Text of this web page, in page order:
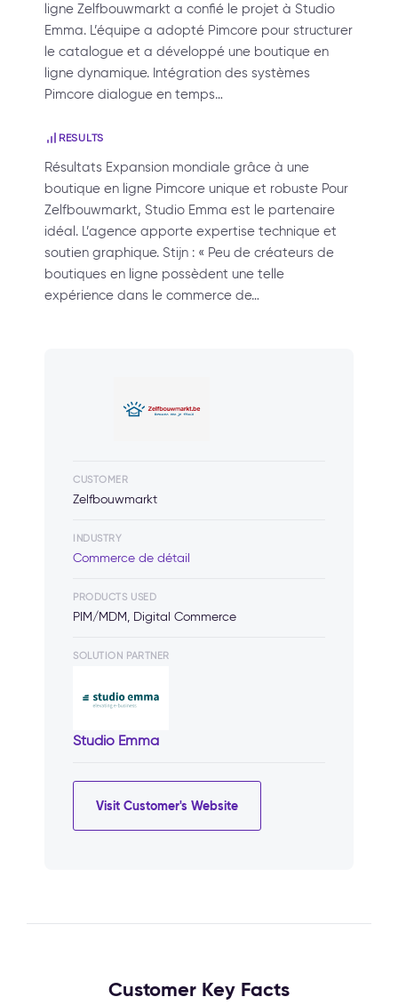
ligne Zelfbouwmarkt a confié le projet à Studio
Emma. L’équipe a adopté Pimcore pour structurer
le catalogue et a développé une boutique en
ligne dynamique. Intégration des systèmes
Pimcore dialogue en temps…
RESULTS
Résultats Expansion mondiale grâce à une
boutique en ligne Pimcore unique et robuste Pour
Zelfbouwmarkt, Studio Emma est le partenaire
idéal. L’agence apporte expertise technique et
soutien graphique. Stijn : « Peu de créateurs de
boutiques en ligne possèdent une telle
expérience dans le commerce de…
CUSTOMER
Zelfbouwmarkt
INDUSTRY
Commerce de détail
PRODUCTS USED
PIM/MDM, Digital Commerce
SOLUTION PARTNER
Studio Emma
Visit Customer's Website
Customer Key Facts